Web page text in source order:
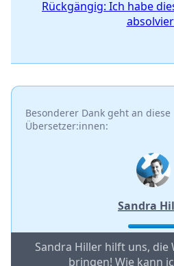
Rückgängig: Ich habe
Besonderer Dank geht an diese
Übersetzer:innen:
Sandra
Sandra Hiller hilft uns, die
bringen! Wie kann